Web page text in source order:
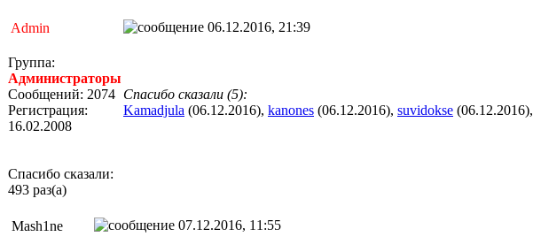
Admin 06.12.2016, 21:39
Группа:
Администраторы
Сообщений: 2074
Регистрация:
16.02.2008
Спасибо сказали:
493 раз(а)
Спасибо сказали (5):
Kamadjula (06.12.2016), kanones (06.12.2016), suvidokse (06.12.2016),
Mash1ne 07.12.2016, 11:55